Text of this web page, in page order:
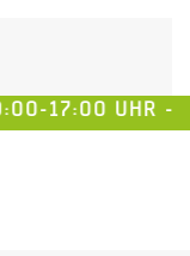
17:00 UHR -